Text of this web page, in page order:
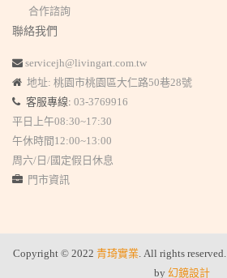
合作諮詢
聯絡我們
servicejh@livingart.com.tw
地址: 桃園市桃園區大仁路50巷28號
客服專線: 03-3769916
平日上午08:30~17:30
午休時間12:00~13:00
周六/日/國定假日休息
門市資訊
Copyright © 2022 青琦實業. All rights reserved.
by 幻鏡設計